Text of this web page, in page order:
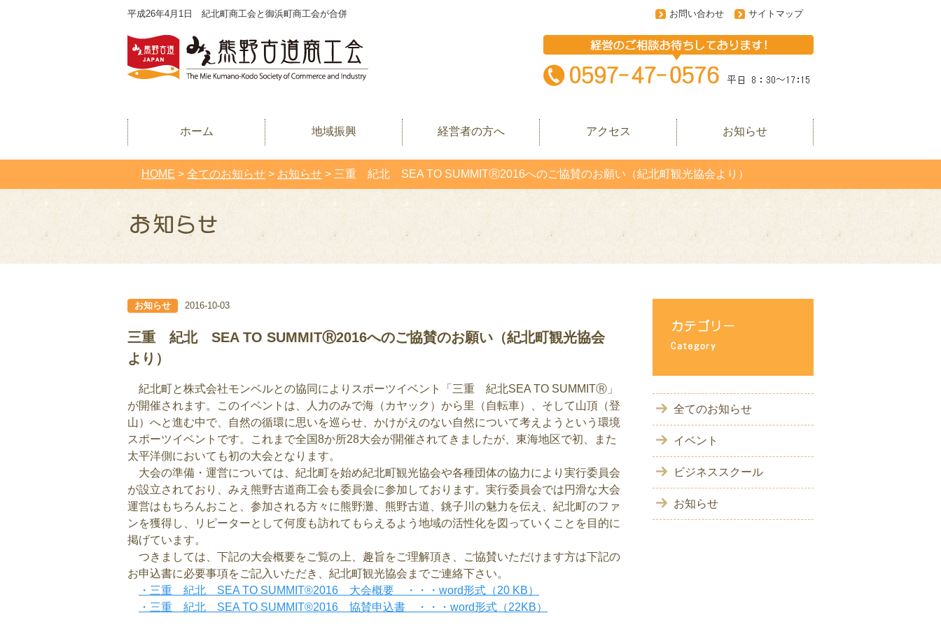
平成26年4月1日 紀北町商工会と御浜町商工会が合併 お問い合わせ サイトマップ
ホーム 地域振興 経営者の方へ アクセス お知らせ
HOME > 全てのお知らせ > お知らせ > 三重 紀北 SEA TO SUMMITⓇ2016へのご協賛のお願い（紀北町観光協会より）
お知らせ 2016-10-03
三重 紀北 SEA TO SUMMITⓇ2016へのご協賛のお願い（紀北町観光協会
より）
紀北町と株式会社モンベルとの協同によりスポーツイベント「三重 紀北SEA TO SUMMITⓇ」
が開催されます。このイベントは、人力のみで海（カヤック）から里（自転車）、そして山頂（登
山）へと進む中で、自然の循環に思いを巡らせ、かけがえのない自然について考えようという環境
スポーツイベントです。これまで全国8か所28大会が開催されてきましたが、東海地区で初、また
太平洋側においても初の大会となります。
大会の準備・運営については、紀北町を始め紀北町観光協会や各種団体の協力により実行委員会
が設立されており、みえ熊野古道商工会も委員会に参加しております。実行委員会では円滑な大会
運営はもちろんおこと、参加される方々に熊野灘、熊野古道、銚子川の魅力を伝え、紀北町のファ
ンを獲得し、リピーターとして何度も訪れてもらえるよう地域の活性化を図っていくことを目的に
掲げています。
つきましては、下記の大会概要をご覧の上、趣旨をご理解頂き、ご協賛いただけます方は下記の
お申込書に必要事項をご記入いただき、紀北町観光協会までご連絡下さい。
・三重 紀北 SEA TO SUMMIT®2016 大会概要 ・・・word形式（20 KB）
・三重 紀北 SEA TO SUMMIT®2016 協賛申込書 ・・・word形式（22KB）
全てのお知らせ
イベント
ビジネススクール
お知らせ